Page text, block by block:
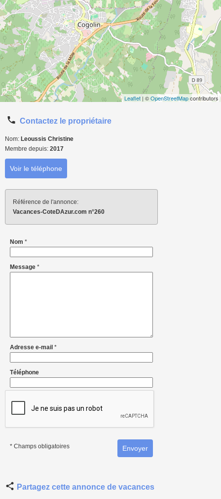
Leaflet | ©OpenStreetMapcontributors
Contactez le propriétaire
Nom: Leoussis Christine
Membre depuis: 2017
Voir le téléphone
Référence de l'annonce:
Vacances-CoteDAzur.com n°260
Nom *
Message *
Adresse e-mail *
Téléphone
* Champs obligatoires
Partagez cette annonce de vacances